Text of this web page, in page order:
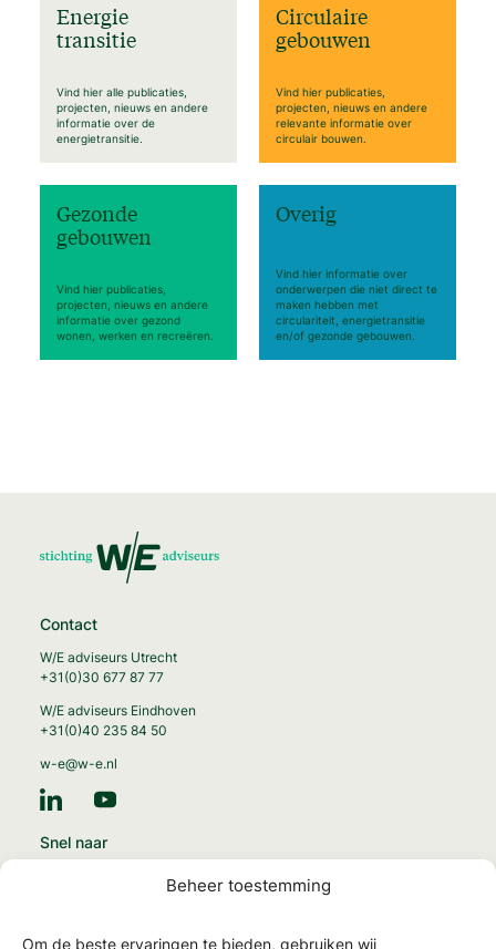
Beheer toestemming
Om de beste ervaringen te bieden, gebruiken wij
Energie
transitie
Vind hier alle publicaties,
projecten, nieuws en andere
informatie over de
energietransitie.
Circulaire
gebouwen
Vind hier publicaties,
projecten, nieuws en andere
relevante informatie over
circulair bouwen.
Gezonde
gebouwen
Vind hier publicaties,
projecten, nieuws en andere
informatie over gezond
wonen, werken en recreëren.
Overig
Vind hier informatie over
onderwerpen die niet direct te
maken hebben met
circulariteit, energietransitie
en/of gezonde gebouwen.
Contact
W/E adviseurs Utrecht
+31(0)30 677 87 77
W/E adviseurs Eindhoven
+31(0)40 235 84 50
w-e@w-e.nl
Snel naar